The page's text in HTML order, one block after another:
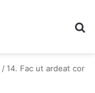
/ 14. Fac ut ardeat cor